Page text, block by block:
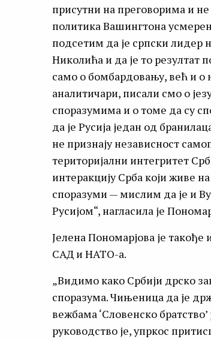
присутни на преговорима и
политика Вашингтона
подсетим да је српски
Николића и да је то резултат
само о бомбардовању, већ и о
аналитичари, писали смо о
споразумима и о томе да су
да је Русија један од
не признају независност
територијални интегритет
интеракцију Срба који живе
споразуми — мислим да је и
Русијом“, нагласила је
Јелена Пономарјова је
САД и НАТО-а.
„Видимо како Србији дрско
споразума. Чињеница да је
вежбама ‘Словенско
руководство је, упркос